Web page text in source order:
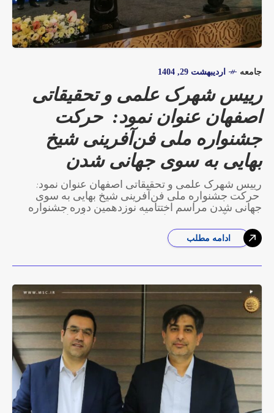
جامعه اردیبهشت 29, 1404
رییس شهرک علمی و تحقیقاتی
اصفهان عنوان نمود: حرکت
جشنواره ملی فن‌آفرینی شیخ
بهایی به سوی جهانی شدن
رییس شهرک علمی و تحقیقاتی اصفهان عنوان نمود:
حرکت جشنواره ملی فن‌آفرینی شیخ بهایی به سوی
جهانی شدن مراسم اختتامیه نوزدهمین دوره جشنواره
ادامه مطلب